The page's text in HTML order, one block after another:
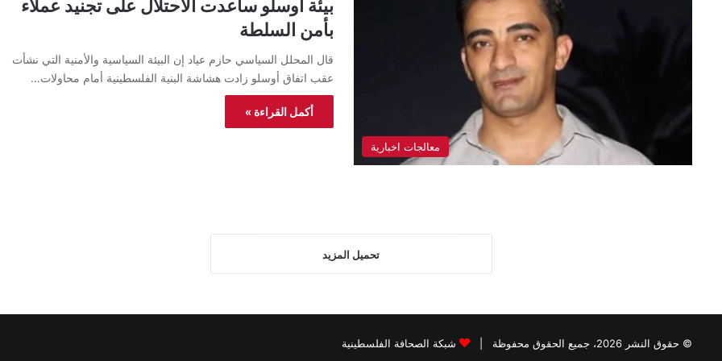
معالجات اخبارية
بيئة أوسلو ساعدت الاحتلال على تجنيد عملاء
بأمن السلطة
قال المحلل السياسي حازم عياد إن البيئة السياسية والأمنية التي نشأت
عقب اتفاق أوسلو زادت هشاشة البنية الفلسطينية أمام محاولات…
أكمل القراءة »
تحميل المزيد
© حقوق النشر 2026، جميع الحقوق محفوظة | شبكة الصحافة الفلسطينية